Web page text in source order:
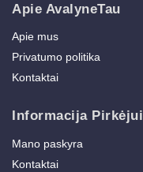
Apie AvalyneTau
Apie mus
Privatumo politika
Kontaktai
Informacija Pirkėjui
Mano paskyra
Kontaktai